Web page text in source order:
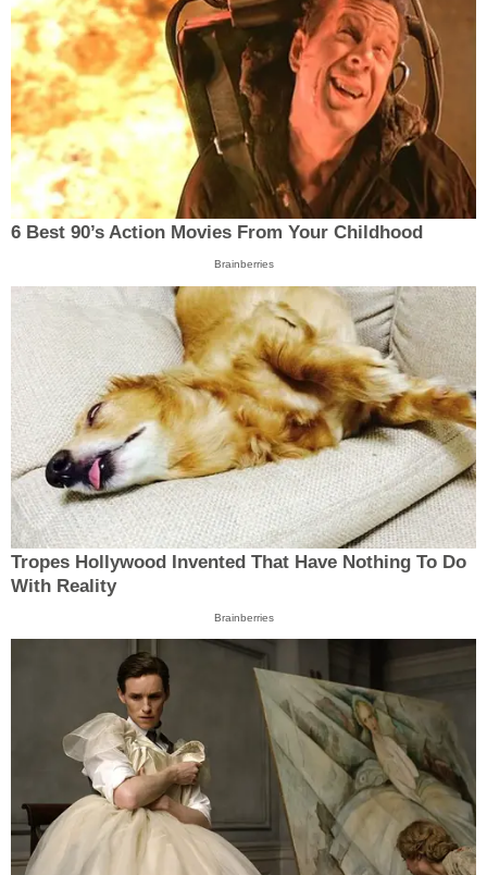
6 Best 90’s Action Movies From Your Childhood
Brainberries
Tropes Hollywood Invented That Have Nothing To Do
With Reality
Brainberries